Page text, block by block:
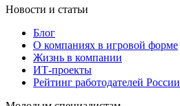
Новости и статьи
Блог
О компаниях в игровой форме
Жизнь в компании
ИТ-проекты
Рейтинг работодателей России